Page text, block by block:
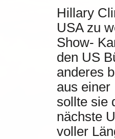
Hillary
USA zu
Show-
den US
anderes
aus einer
sollte sie
nächste
voller